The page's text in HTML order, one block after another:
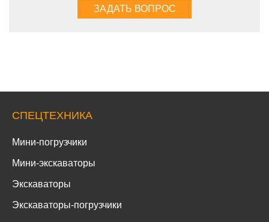
СПЕЦТЕХНИКА
Мини-погрузчики
Мини-экскаваторы
Экскаваторы
Экскаваторы-погрузчики